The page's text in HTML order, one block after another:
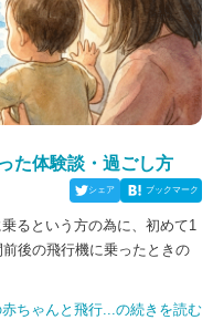
た体験談・過ごし方
シェア ブックマーク
るという方の為に、初めて1
後の飛行機に乗ったときの
ちゃんと飛行...の続きを読む